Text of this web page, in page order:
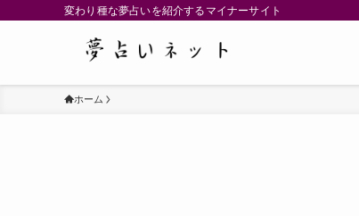
変わり種な夢占いを紹介するマイナーサイト
ホーム